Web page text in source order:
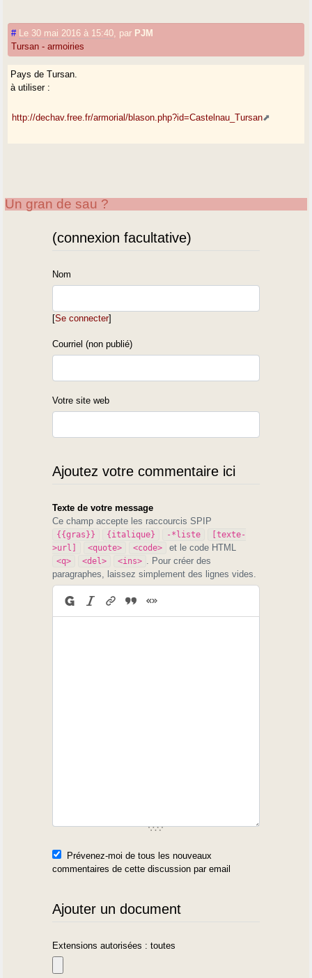
# Le 30 mai 2016 à 15:40 par PJM
Tursan - armoiries
Pays de Tursan.
à utiliser :
http://dechav.free.fr/armorial/blason.php?id=Castelnau_Tursan
Un gran de sau ?
(connexion facultative)
Nom
[Se connecter]
Courriel (non publié)
Votre site web
Ajoutez votre commentaire ici
Texte de votre message
Ce champ accepte les raccourcis SPIP
{{gras}} {italique} -*liste
[texte-
>url]
<quote> <code> et le code HTML
<q> <del> <ins>
. Pour créer des
paragraphes, laissez simplement des lignes vides.
Prévenez-moi de tous les nouveaux
commentaires de cette discussion par email
Ajouter un document
Extensions autorisées : toutes